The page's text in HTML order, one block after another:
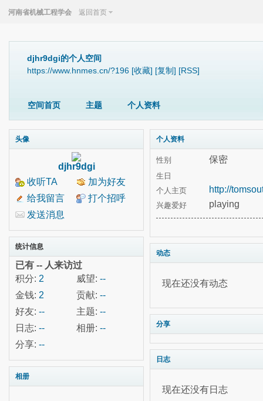
河南省机械工程学会 返回首页
djhr9dgi的个人空间
https://www.hnmes.cn/?196 [收藏] [复制] [RSS]
空间首页 主题 个人资料
头像
djhr9dgi
收听TA
加为好友
给我留言
打个招呼
发送消息
统计信息
已有 -- 人来访过
积分: 2 威望: --
金钱: 2 贡献: --
好友: -- 主题: --
日志: -- 相册: --
分享: --
相册
个人资料
性别 保密
生日
个人主页
http://
兴趣爱好 playing
动态
现在还没有动态
分享
日志
现在还没有日志